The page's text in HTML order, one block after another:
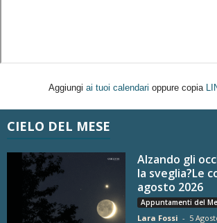
Aggiungi ai tuoi calendari oppure copia
CIELO DEL MESE
Alzando gli
la sveglia?Le
agosto 2026
Appuntamenti del
Lara Fossi - 5